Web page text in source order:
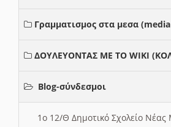
Γραμματισμος στα μεσα
ΔΟΥΛΕΥΟΝΤΑΣ ΜΕ ΤΟ WIKI
Blog-σύνδεσμοι
1ο 12/Θ Δημοτικό Σχολείο